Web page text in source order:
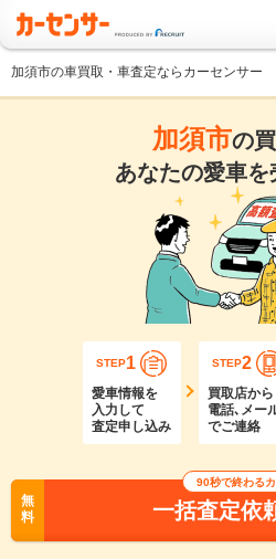
加須市の車買取・車査定ならカーセンサー
加須市の
あなたの愛車を
STEP1
愛車情報を
入力して
査定申し込み
STEP2
買取店から
電話､メー
でご連絡
90秒で終わる
無
料
一括査定依